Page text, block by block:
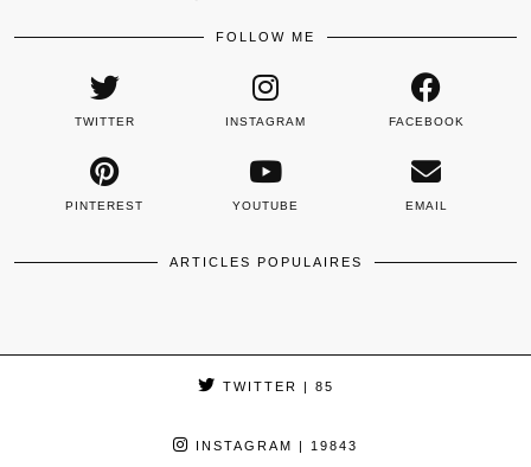
FOLLOW ME
TWITTER INSTAGRAM FACEBOOK
PINTEREST YOUTUBE EMAIL
ARTICLES POPULAIRES
TWITTER | 85
INSTAGRAM | 19843